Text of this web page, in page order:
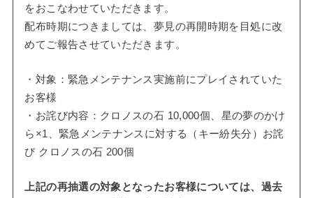
をおこなわせていただきます。
配布時期につきましては、夢見の再開時期を目処に改
めてご報告させていただきます。
・対象：緊急メンテナンス実施前にプレイされていた
お客様
・お詫び内容：クロノスの石 10,000個、星の夢のかけ
ら×1、緊急メンテナンスに対する（キー紛失分）お詫
び クロノスの石 200個
上記の再抽選の対象となったお客様については、過去